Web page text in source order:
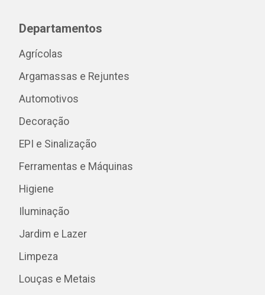
Departamentos
Agrícolas
Argamassas e Rejuntes
Automotivos
Decoração
EPI e Sinalização
Ferramentas e Máquinas
Higiene
Iluminação
Jardim e Lazer
Limpeza
Louças e Metais